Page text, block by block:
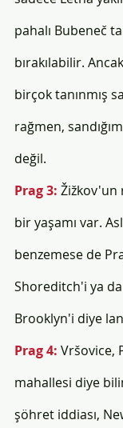
pahalı Bubeneč
bırakılabilir.
birçok tanınmış
rağmen,
değil.
Prag 3: Žižkov'un
bir yaşamı var.
benzemese de
Shoreditch'i ya
Brooklyn'i diye
Prag 4: Vršovice,
mahallesi diye
şöhret iddiası,